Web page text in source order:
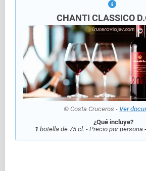
CHANTI CLASSICO
© Costa Cruceros - Ver
¿Qué incluye?
1 botella de 75 cl. - Precio por persona